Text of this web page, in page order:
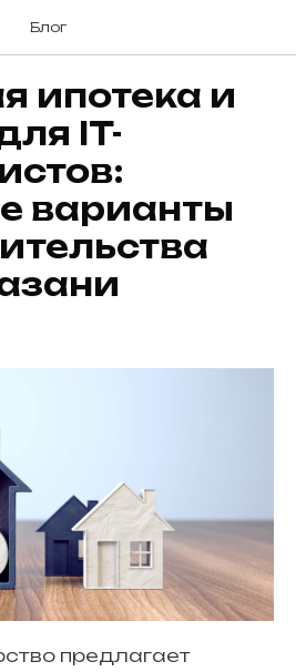
Блог
ипотека и
IT-
варианты
предлагает